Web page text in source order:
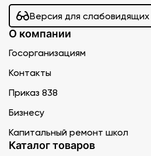
Версия для слабовидящих
О компании
Госорганизациям
Контакты
Приказ 838
Бизнесу
Капитальный ремонт школ
Каталог товаров